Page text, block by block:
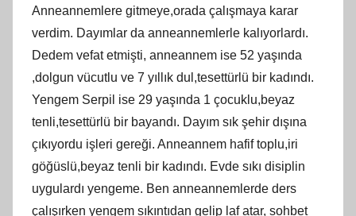
Anneannemlere gitmeye,orada çalışmaya karar
verdim. Dayımlar da anneannemlerle kalıyorlardı.
Dedem vefat etmişti, anneannem ise 52 yaşında
,dolgun vücutlu ve 7 yıllık dul,tesettürlü bir kadındı.
Yengem Serpil ise 29 yaşında 1 çocuklu,beyaz
tenli,tesettürlü bir bayandı. Dayım sık şehir dışına
çıkıyordu işleri gereği. Anneannem hafif toplu,iri
göğüslü,beyaz tenli bir kadındı. Evde sıkı disiplin
uygulardı yengeme. Ben anneannemlerde ders
çalışırken yengem sıkıntıdan gelip laf atar, sohbet